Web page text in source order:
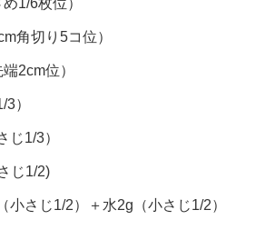
1/6枚位）
角切り5コ位）
2cm位）
）
1/3）
じ1/2)
さじ1/2）＋水2g（小さじ1/2）